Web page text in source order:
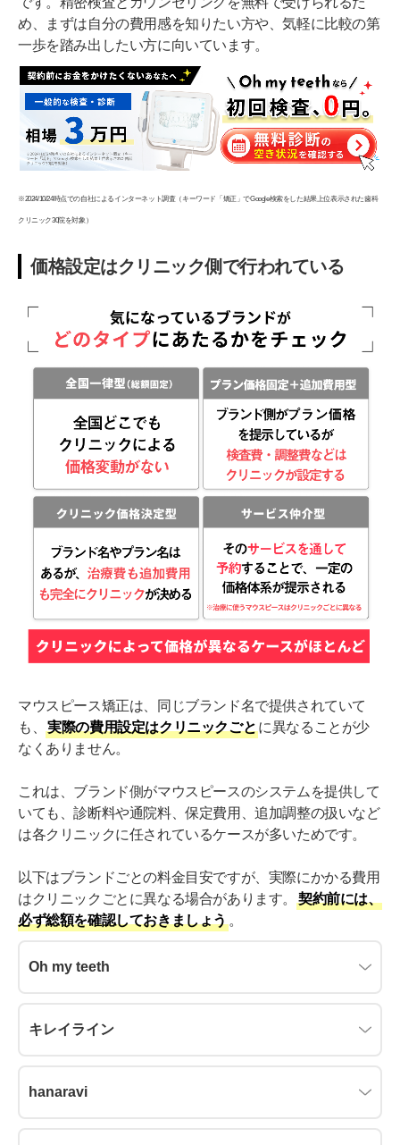
め、まずは自分の費用感を知りたい方や、気軽に比較の第
一歩を踏み出したい方に向いています。
※2024/10/24時点での自社によるインターネット調査（キーワード「矯正」でGoogle検索をした結果上位表示された歯科
クリニック30院を対象）
価格設定はクリニック側で行われている
マウスピース矯正は、同じブランド名で提供されていて
も、
実際の費用設定はクリニックごと に異なることが少
なくありません。
これは、ブランド側がマウスピースのシステムを提供して
いても、診断料や通院料、保定費用、追加調整の扱いなど
は各クリニックに任されているケースが多いためです。
以下はブランドごとの料金目安ですが、実際にかかる費用
はクリニックごとに異なる場合があります。
契約前には、
必ず総額を確認しておきましょう 。
Oh my teeth
キレイライン
hanaravi